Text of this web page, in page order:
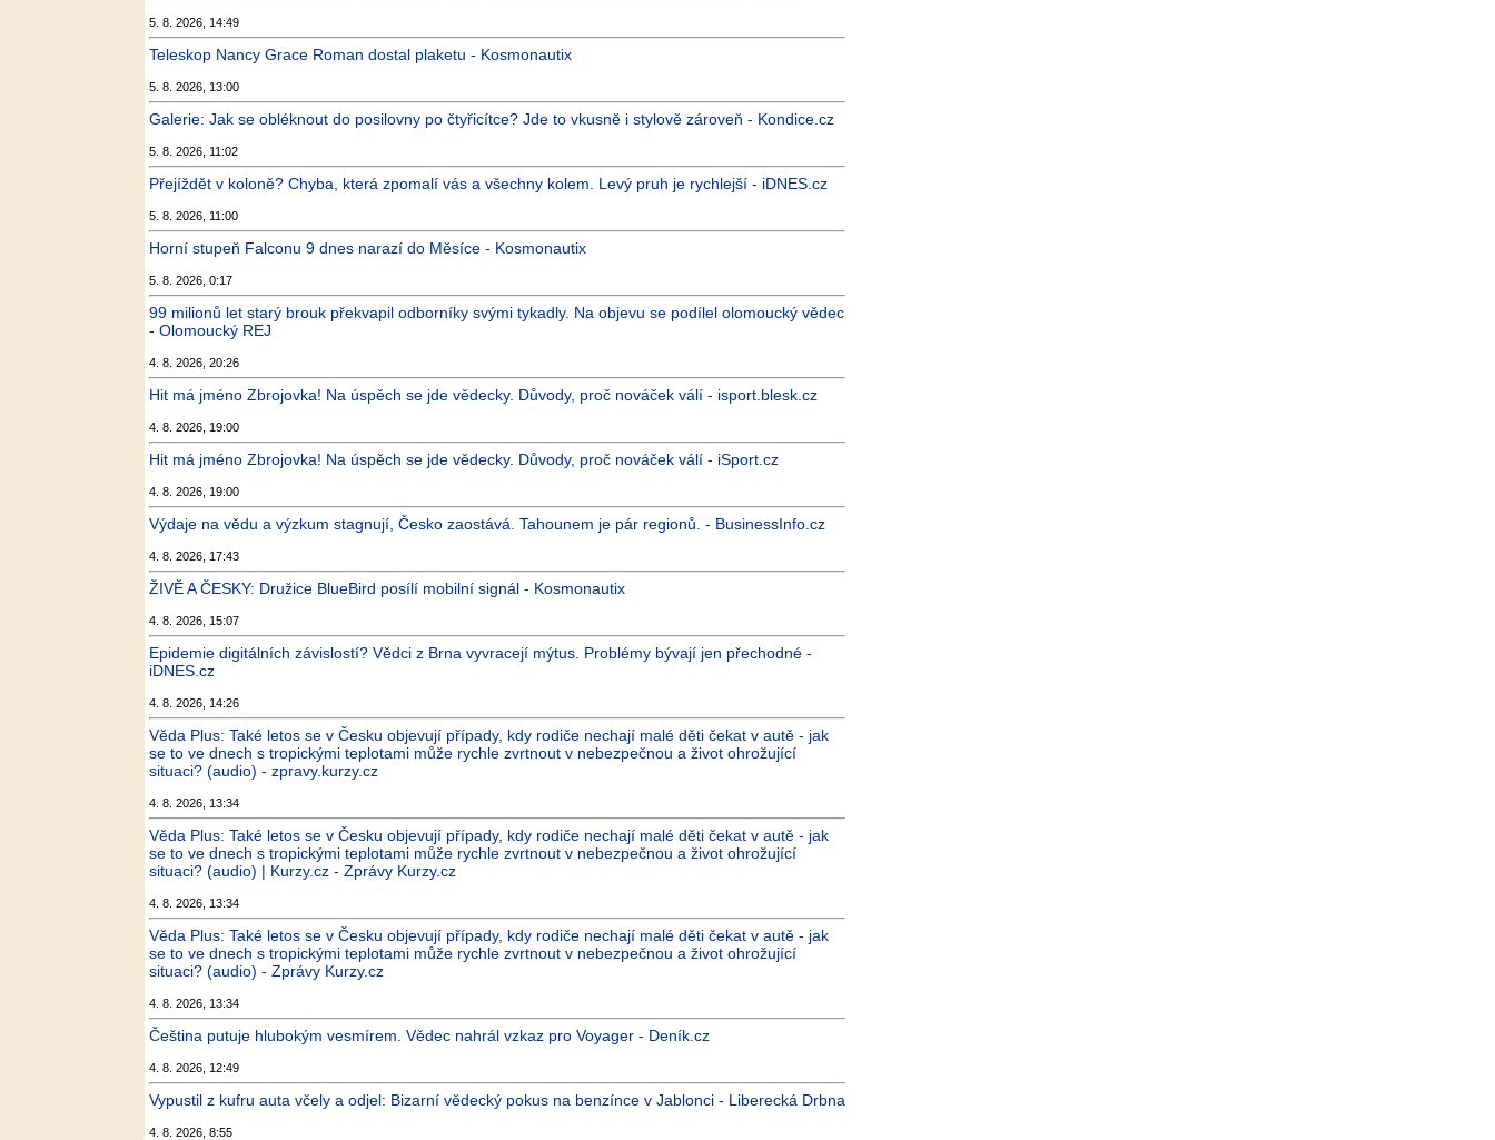
5. 8. 2026, 14:49
Teleskop Nancy Grace Roman dostal plaketu - Kosmonautix
5. 8. 2026, 13:00
Galerie: Jak se obléknout do posilovny po čtyřicítce? Jde to vkusně i stylově zároveň - Kondice.cz
5. 8. 2026, 11:02
Přejíždět v koloně? Chyba, která zpomalí vás a všechny kolem. Levý pruh je rychlejší - iDNES.cz
5. 8. 2026, 11:00
Horní stupeň Falconu 9 dnes narazí do Měsíce - Kosmonautix
5. 8. 2026, 0:17
99 milionů let starý brouk překvapil odborníky svými tykadly. Na objevu se podílel olomoucký vědec
- Olomoucký REJ
4. 8. 2026, 20:26
Hit má jméno Zbrojovka! Na úspěch se jde vědecky. Důvody, proč nováček válí - isport.blesk.cz
4. 8. 2026, 19:00
Hit má jméno Zbrojovka! Na úspěch se jde vědecky. Důvody, proč nováček válí - iSport.cz
4. 8. 2026, 19:00
Výdaje na vědu a výzkum stagnují, Česko zaostává. Tahounem je pár regionů. - BusinessInfo.cz
4. 8. 2026, 17:43
ŽIVĚ A ČESKY: Družice BlueBird posílí mobilní signál - Kosmonautix
4. 8. 2026, 15:07
Epidemie digitálních závislostí? Vědci z Brna vyvracejí mýtus. Problémy bývají jen přechodné -
iDNES.cz
4. 8. 2026, 14:26
Věda Plus: Také letos se v Česku objevují případy, kdy rodiče nechají malé děti čekat v autě - jak
se to ve dnech s tropickými teplotami může rychle zvrtnout v nebezpečnou a život ohrožující
situaci? (audio) - zpravy.kurzy.cz
4. 8. 2026, 13:34
Věda Plus: Také letos se v Česku objevují případy, kdy rodiče nechají malé děti čekat v autě - jak
se to ve dnech s tropickými teplotami může rychle zvrtnout v nebezpečnou a život ohrožující
situaci? (audio) | Kurzy.cz - Zprávy Kurzy.cz
4. 8. 2026, 13:34
Věda Plus: Také letos se v Česku objevují případy, kdy rodiče nechají malé děti čekat v autě - jak
se to ve dnech s tropickými teplotami může rychle zvrtnout v nebezpečnou a život ohrožující
situaci? (audio) - Zprávy Kurzy.cz
4. 8. 2026, 13:34
Čeština putuje hlubokým vesmírem. Vědec nahrál vzkaz pro Voyager - Deník.cz
4. 8. 2026, 12:49
Vypustil z kufru auta včely a odjel: Bizarní vědecký pokus na benzínce v Jablonci - Liberecká Drbna
4. 8. 2026, 8:55